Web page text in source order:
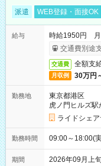
派遣 WEB登録・面接OK
給与
時給1950円 月
交通費別途
交通費 全額支
月収例 30万円
勤務地
東京都港区
虎ノ門ヒルズ
ライドシェ
勤務時間 09:00～18:00(
期間 2026年09月上